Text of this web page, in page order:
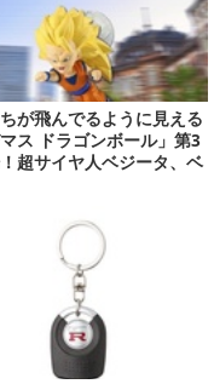
が飛んでるように見える
マス ドラゴンボール」第3
超サイヤ人ベジータ、ベ
ど全6種